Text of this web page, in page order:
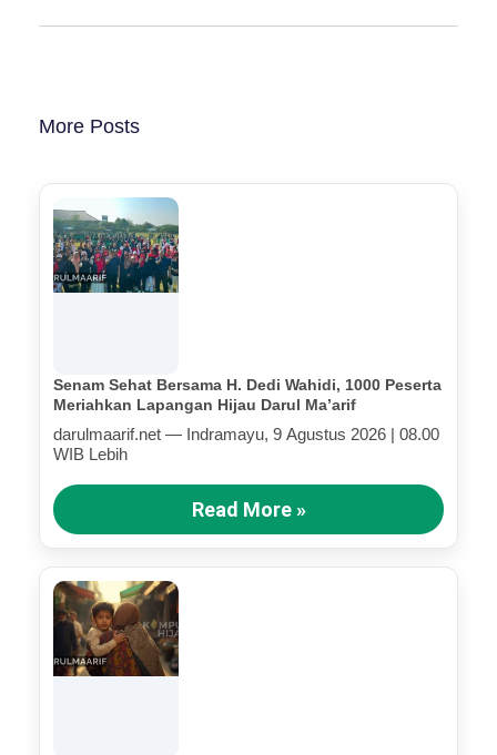
More Posts
Senam Sehat Bersama H. Dedi Wahidi, 1000 Peserta
Meriahkan Lapangan Hijau Darul Ma’arif
darulmaarif.net — Indramayu, 9 Agustus 2026 | 08.00
WIB Lebih
Read More »